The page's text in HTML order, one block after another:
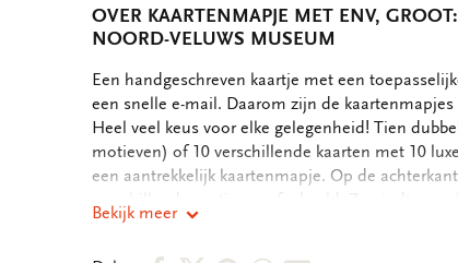
OVER KAARTENMAPJE MET ENV,
NOORD-VELUWS MUSEUM
OMSCHRIJVING
Een handgeschreven kaartje met een
een snelle e-mail. Daarom zijn de
Heel veel keus voor elke gelegenheid! Tien
motieven) of 10 verschillende kaarten met 10
een aantrekkelijk kaartenmapje. Op de
verschillende motieven afgebeeld. Zo vindt u
binnenkant van de dubbele kaarten zijn blanco.
Bekijk meer